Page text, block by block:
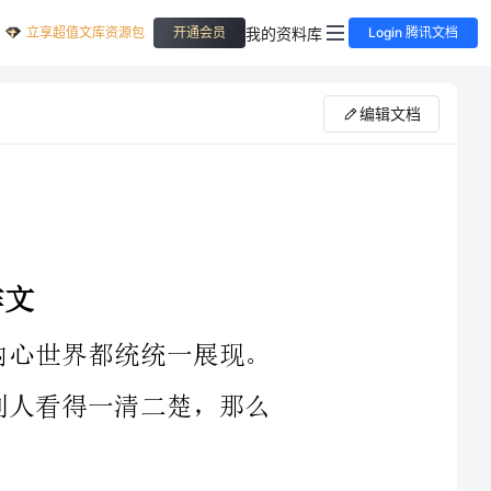
立享超值文库资源包 开通会员 我的资料库 Login 腾讯文档
编辑文档